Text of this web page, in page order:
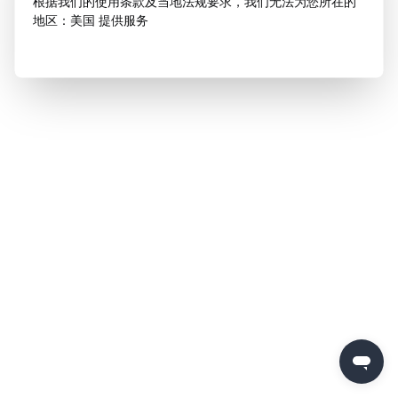
地区：美国 提供服务